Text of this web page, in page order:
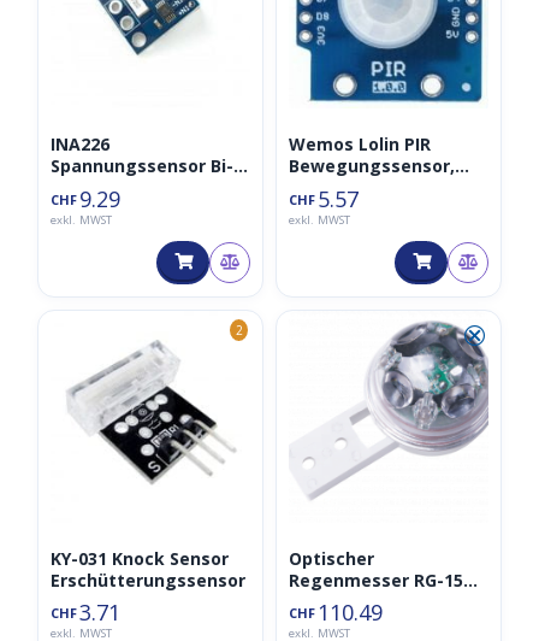
INA226
Spannungssensor Bi-
Directional I2C
Monitoring Modul
CHF 9.29
exkl. MWST
Wemos Lolin PIR
Bewegungssensor,
Bewegungsmelder
V1.0.0
CHF 5.57
exkl. MWST
2
KY-031 Knock Sensor
Erschütterungssensor
CHF3.71
exkl. MWST
⮿
Optischer
Regenmesser RG-15
Regensensor in
Industriequalität
CHF 110.49
exkl. MWST